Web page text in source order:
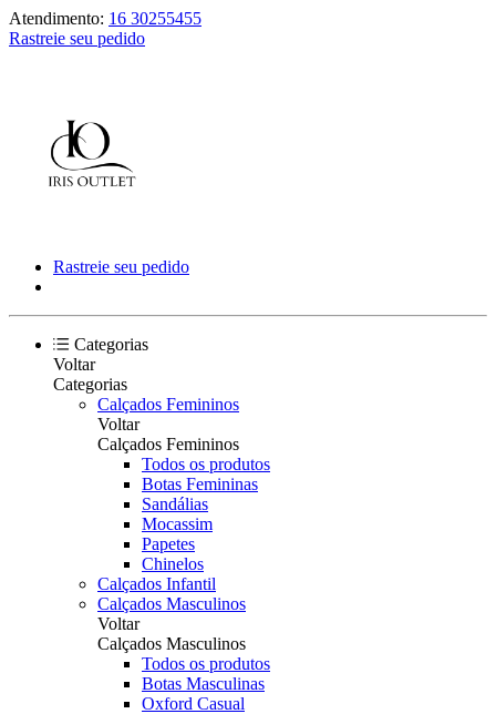
Atendimento: 16 30255455
Rastreie seu pedido
Rastreie seu pedido
Categorias
Voltar
Categorias
Calçados Femininos
Voltar
Calçados Femininos
Todos os produtos
Botas Femininas
Sandálias
Mocassim
Papetes
Chinelos
Calçados Infantil
Calçados Masculinos
Voltar
Calçados Masculinos
Todos os produtos
Botas Masculinas
Oxford Casual